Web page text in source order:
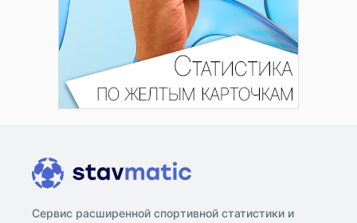
Сервис расширенной спортивной статистики и